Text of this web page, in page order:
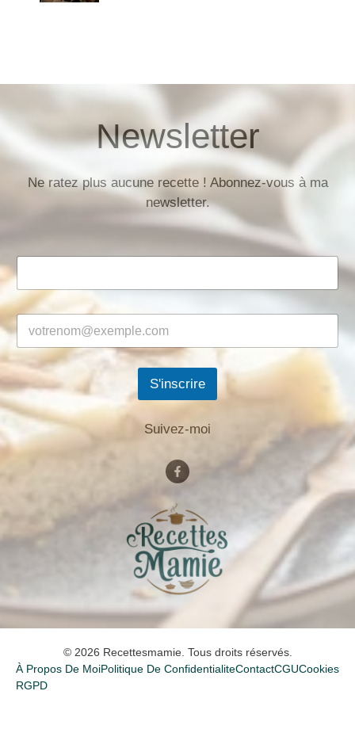
Newsletter
Ne ratez plus aucune recette ! Abonnez-vous à ma
newsletter.
S'inscrire
Suivez-moi
© 2026 Recettesmamie. Tous droits réservés.
À Propos De MoiPolitique De ConfidentialiteContactCGUCookies
RGPD